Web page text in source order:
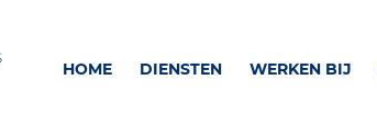
HOME DIENSTEN WERKEN BIJ